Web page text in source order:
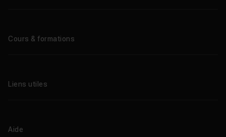
Cours & formations
Formations certifiantes
Promos
Liens utiles
Centres de formation
Aide